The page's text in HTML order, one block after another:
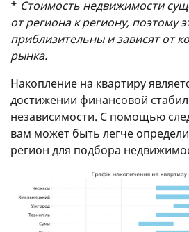
* Стоимость недвижимости
от региона к региону, поэтому
приблизительны и зависят от
рынка.
Накопление на квартиру
достижении финансовой
независимости. С помощью
вам может быть легче
регион для подбора